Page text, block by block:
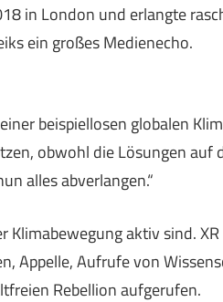
in London und erlangte
ein großes Medienecho.
beispiellosen globalen
obwohl die Lösungen auf
alles abverlangen.“
Klimabewegung aktiv sind.
Appelle, Aufrufe von
Rebellion aufgerufen.